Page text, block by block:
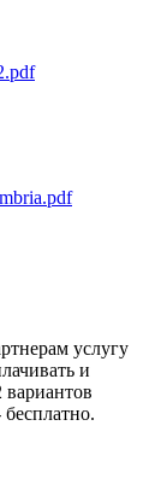
услугу
и